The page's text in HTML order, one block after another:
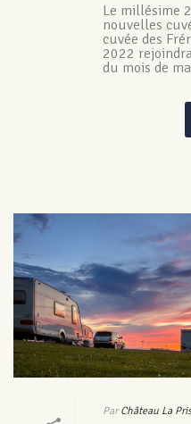
Le millésime
nouvelles
cuvée des
2022
du mois de
Par Château La